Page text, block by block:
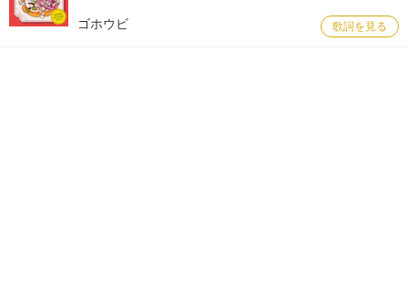
ゴホウビ 歌詞を見る